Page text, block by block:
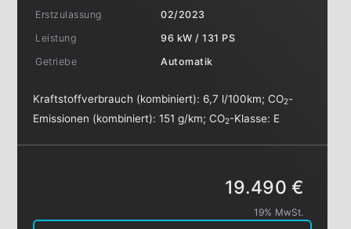
Erstzulassung
02/2023
Leistung
96 kW / 131 PS
Getriebe
Automatik
Kraftstoffverbrauch (kombiniert): 6,7 l/100km;CO2-
Emissionen (kombiniert):151 g/km;CO2-Klasse: E
19.490 €
19% MwSt.